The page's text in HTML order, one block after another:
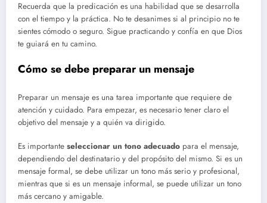
Recuerda que la predicación es una habilidad que se desarrolla
con el tiempo y la práctica. No te desanimes si al principio no te
sientes cómodo o seguro. Sigue practicando y confía en que Dios
te guiará en tu camino.
Cómo se debe preparar un mensaje
Preparar un mensaje es una tarea importante que requiere de
atención y cuidado. Para empezar, es necesario tener claro el
objetivo del mensaje y a quién va dirigido.
Es importante seleccionar un tono adecuado para el mensaje,
dependiendo del destinatario y del propósito del mismo. Si es un
mensaje formal, se debe utilizar un tono más serio y profesional,
mientras que si es un mensaje informal, se puede utilizar un tono
más cercano y amigable.